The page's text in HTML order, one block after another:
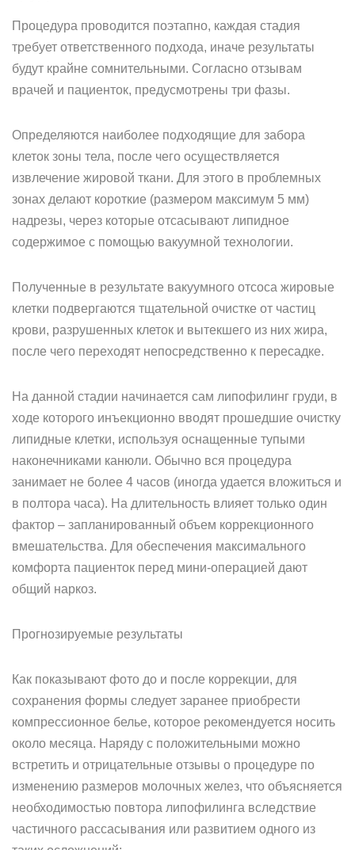
Процедура проводится поэтапно, каждая стадия
требует ответственного подхода, иначе результаты
будут крайне сомнительными. Согласно отзывам
врачей и пациенток, предусмотрены три фазы.
Определяются наиболее подходящие для забора
клеток зоны тела, после чего осуществляется
извлечение жировой ткани. Для этого в проблемных
зонах делают короткие (размером максимум 5 мм)
надрезы, через которые отсасывают липидное
содержимое с помощью вакуумной технологии.
Полученные в результате вакуумного отсоса жировые
клетки подвергаются тщательной очистке от частиц
крови, разрушенных клеток и вытекшего из них жира,
после чего переходят непосредственно к пересадке.
На данной стадии начинается сам липофилинг груди, в
ходе которого инъекционно вводят прошедшие очистку
липидные клетки, используя оснащенные тупыми
наконечниками канюли. Обычно вся процедура
занимает не более 4 часов (иногда удается вложиться и
в полтора часа). На длительность влияет только один
фактор – запланированный объем коррекционного
вмешательства. Для обеспечения максимального
комфорта пациенток перед мини-операцией дают
общий наркоз.
Прогнозируемые результаты
Как показывают фото до и после коррекции, для
сохранения формы следует заранее приобрести
компрессионное белье, которое рекомендуется носить
около месяца. Наряду с положительными можно
встретить и отрицательные отзывы о процедуре по
изменению размеров молочных желез, что объясняется
необходимостью повтора липофилинга вследствие
частичного рассасывания или развитием одного из